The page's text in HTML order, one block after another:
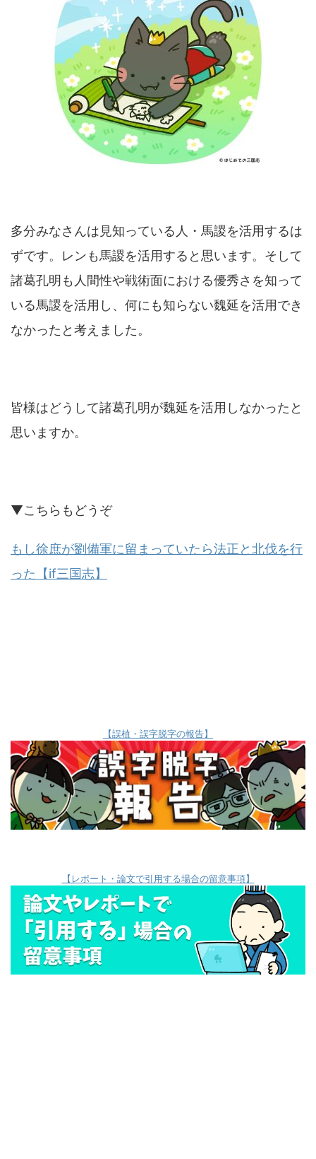
多分みなさんは見知っている人・馬謖を活用するは
ずです。レンも馬謖を活用すると思います。そして
諸葛孔明も人間性や戦術面における優秀さを知って
いる馬謖を活用し、何にも知らない魏延を活用でき
なかったと考えました。
皆様はどうして諸葛孔明が魏延を活用しなかったと
思いますか。
▼こちらもどうぞ
もし徐庶が劉備軍に留まっていたら法正と北伐を行
った【if三国志】
【誤植・誤字脱字の報告】
【レポート・論文で引用する場合の留意事項】